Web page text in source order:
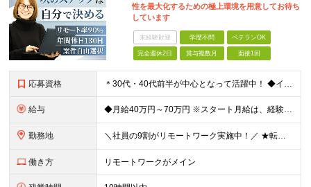
性を最大化するための極上環境を用意してお待ち
しています
未経験歓迎 学歴不問 ベテランOK
完全週休2日 賞与複数月 面接1回
応募資格 ＊30代・40代前半が中心となって活躍中！ ◆インフラ（サーバー・ネットワーク・クラウド等）の設計、構築、テストいずれかの実務経験3年以上 ◆学歴不問 ★求める人物像： ◎他責ではなく、自身のキャ
給与 ◆月給40万円～70万円 ※スタート月給は、経験・能力・前職の給与等を考慮の上で決定いたします。 ※上記金額には残業の有無に関わらず、 月30時間分の固定残業代（7万6,000円～13万3,000円
勤務地 ＼社員の9割がリモートワーク実施中！／ ★転勤ナシ！ ★UIターン歓迎！ 関東、関西、東海、九州・中国エリアの各プロジェクト先から希望を優先して決定。 ※リモート案件も多数あり！ ◆関東エリア
働き方 リモートワークがメイン